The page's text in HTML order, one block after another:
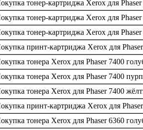
тонер-картриджа Xerox для
тонер-картриджа Xerox для
тонер-картриджа Xerox для
принт-картриджа Xerox для
тонера Xerox для Phaser 7400
тонера Xerox для Phaser 7400
тонера Xerox для Phaser 7400
принт-картриджа Xerox для
тонера Xerox для Phaser 6360